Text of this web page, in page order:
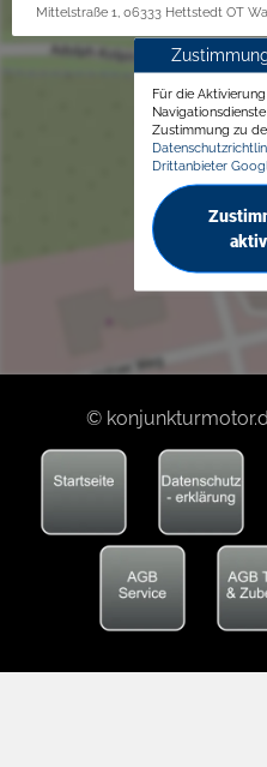
Mittelstraße 1, 06333 Hettstedt OT
Für die
Zustimmung zu
Drittanbieter
©